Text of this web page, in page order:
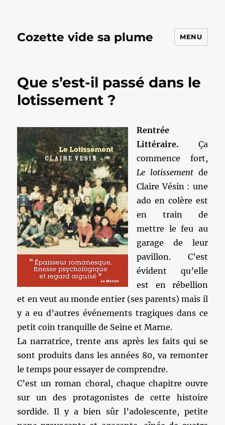
Cozette vide sa plume MENU
Que s’est-il passé dans le
lotissement ?
Rentrée
Littéraire. Ça
commence fort,
Le lotissement de
Claire Vésin : une
ado en colère est
en train de
mettre le feu au
garage de leur
pavillon. C’est
évident qu’elle
est en rébellion
et en veut au monde entier (ses parents) mais il
y a eu d’autres événements tragiques dans ce
petit coin tranquille de Seine et Marne.
La narratrice, trente ans après les faits qui se
sont produits dans les années 80, va remonter
le temps pour essayer de comprendre.
C’est un roman choral, chaque chapitre ouvre
sur un des protagonistes de cette histoire
sordide. Il y a bien sûr l’adolescente, petite